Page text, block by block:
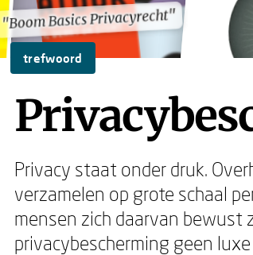
"Boom Basics Privacyrecht"
"Boom Basics Privacyrecht"
trefwoord
Privacy staat onder druk.
verzamelen op grote schaal
mensen zich daarvan
privacybescherming geen